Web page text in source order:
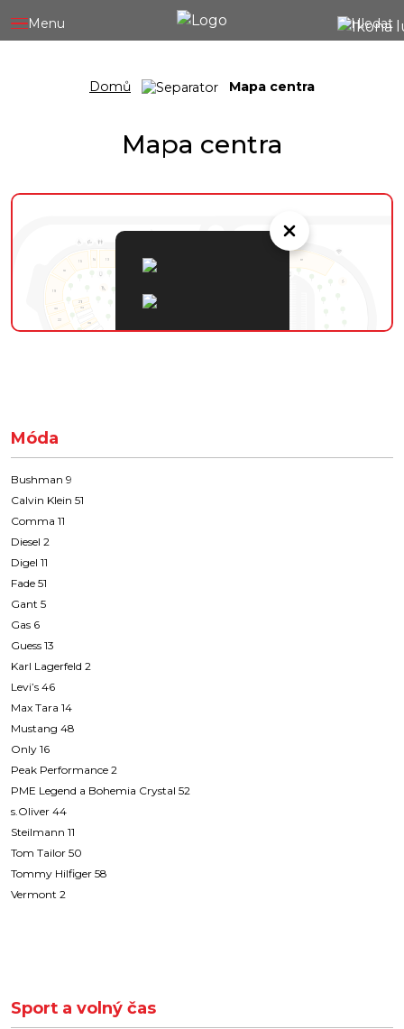
Menu Hledat
Domů Mapa centra
Mapa centra
Móda
Bushman 9
Calvin Klein 51
Comma 11
Diesel 2
Digel 11
Fade 51
Gant 5
Gas 6
Guess 13
Karl Lagerfeld 2
Levi’s 46
Max Tara 14
Mustang 48
Only 16
Peak Performance 2
PME Legend a Bohemia Crystal 52
s.Oliver 44
Steilmann 11
Tom Tailor 50
Tommy Hilfiger 58
Vermont 2
Sport a volný čas